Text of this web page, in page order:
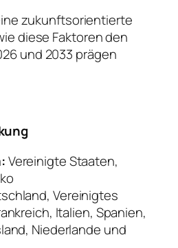
zukunftsorientierte
diese Faktoren den
und 2033 prägen
Vereinigte Staaten,
Vereinigtes
Italien, Spanien,
Niederlande und